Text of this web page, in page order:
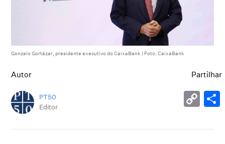
Gonzalo Gortázar, presidente executivo do CaixaBank | Foto: CaixaBank
Autor
PT50
Editor
Partilhar